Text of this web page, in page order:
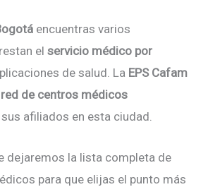
encuentras varios
elservicio médico por
de salud. La EPS Cafam
de centros médicos
afiliados en esta ciudad.
dejaremos la lista completa de
para que elijas el punto más